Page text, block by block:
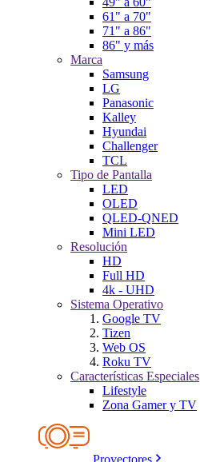
61" a 70"
71" a 86"
86" y más
Marca
Samsung
LG
Panasonic
Kalley
Hyundai
Challenger
TCL
Tipo de Pantalla
LED
OLED
QLED-QNED
Mini LED
Resolución
HD
Full HD
4k - UHD
Sistema Operativo
Google TV
Tizen
Web OS
Roku TV
Características Especiales
Lifestyle
Zona Gamer y TV
Proyectores